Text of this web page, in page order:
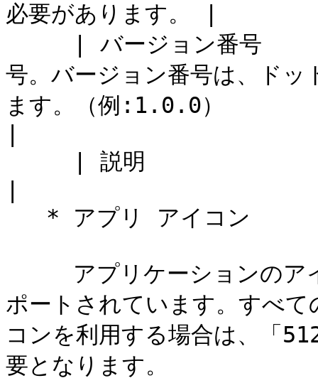
必要があります。 |
号。バージョン番号は、ド
ます。（例:1.0.0）
ポートされています。すべ
コンを利用する場合は、「
要となります。